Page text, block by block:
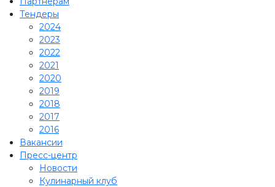
Тендеры
2024
2023
2022
2021
2020
2019
2018
2017
2016
Вакансии
Пресс-центр
Новости
Кулинарный клуб